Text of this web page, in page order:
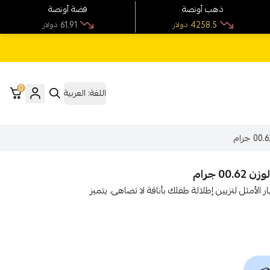
اللغة: العربية 0
18، وزن 0.62 جرام، هي الاختيار الأمثل لتزيين إطلالة طفلك بأناقة لا تضاهى. يتميز
فضة أونصة
دولار 61.91
ذهب أونصة
دولار 4258.5